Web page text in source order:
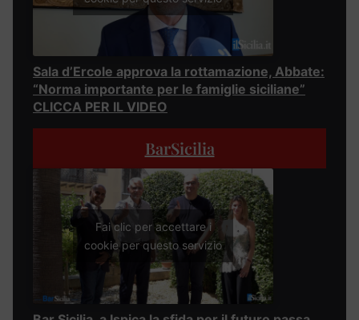
Sala d’Ercole approva la rottamazione, Abbate:
“Norma importante per le famiglie siciliane”
CLICCA PER IL VIDEO
BarSicilia
Fai clic per accettare i
cookie per questo servizio